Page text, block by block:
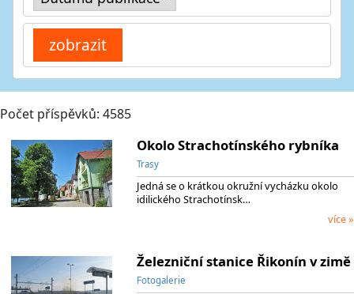
Počet příspěvků: 4585
Okolo Strachotínského rybníka
Trasy
Jedná se o krátkou okružní vycházku okolo
idilického Strachotínsk…
více »
Železniční stanice Řikonín v zimě
Fotogalerie